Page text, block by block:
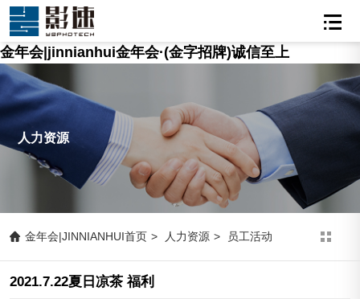
金年会|jinnianhui金年会·(金字招牌)诚信至上
人力资源
金年会|JINNIANHUI首页 > 人力资源 > 员工活动
2021.7.22夏日凉茶 福利